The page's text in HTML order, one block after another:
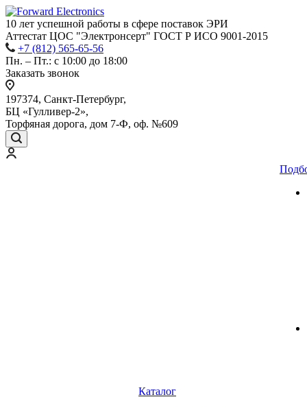
10 лет успешной работы в сфере поставок ЭРИ
Аттестат ЦОС "Электронсерт" ГОСТ Р ИСО 9001-2015
+7 (812) 565-65-56
Пн. – Пт.: с 10:00 до 18:00
Заказать звонок
197374, Санкт-Петербург,
БЦ «Гулливер-2»,
Торфяная дорога, дом 7-Ф, оф. №609
Каталог